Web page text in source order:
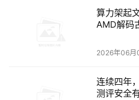
万兆园区，第一个挑战就
支撑办公，未来AI训练、
算力架起
AMD解码
2026年06月
连续四年
测评安全